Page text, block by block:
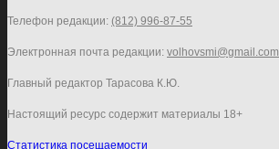
Телефон редакции: (812) 996-87-55
Электронная почта редакции: volhovsmi@gmail.com
Главный редактор Тарасова К.Ю.
Настоящий ресурс содержит материалы 18+
Статистика посещаемости